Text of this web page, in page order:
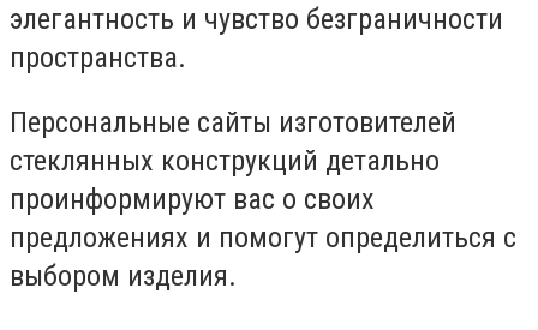
элегантность и чувство безграничности
пространства.
Персональные сайты изготовителей
стеклянных конструкций детально
проинформируют вас о своих
предложениях и помогут определиться с
выбором изделия.